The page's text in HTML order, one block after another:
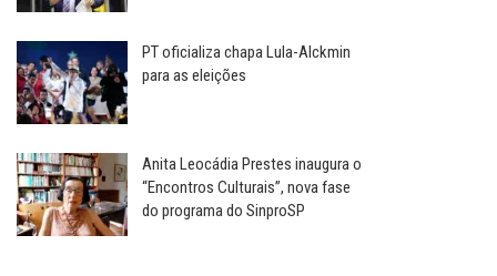
PT oficializa chapa Lula-Alckmin
para as eleições
Anita Leocádia Prestes inaugura o
“Encontros Culturais”, nova fase
do programa do SinproSP